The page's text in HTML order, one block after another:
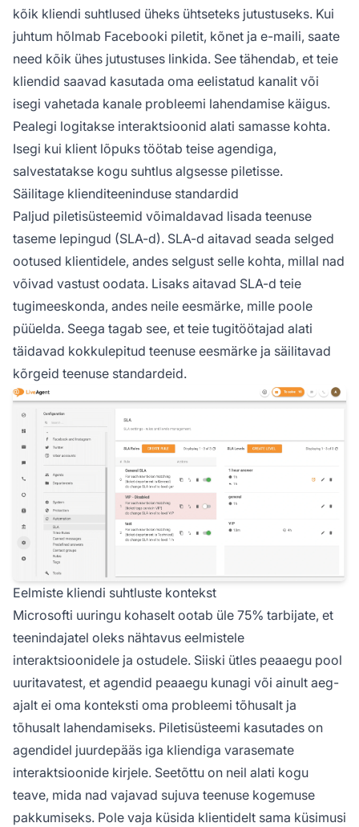
kõik kliendi suhtlused üheks ühtseteks jutustuseks. Kui
juhtum hõlmab Facebooki piletit, kõnet ja e-maili, saate
need kõik ühes jutustuses linkida. See tähendab, et teie
kliendid saavad kasutada oma eelistatud kanalit või
isegi vahetada kanale probleemi lahendamise käigus.
Pealegi logitakse interaktsioonid alati samasse kohta.
Isegi kui klient lõpuks töötab teise agendiga,
salvestatakse kogu suhtlus algsesse piletisse.
Säilitage klienditeeninduse standardid
Paljud piletisüsteemid võimaldavad lisada teenuse
taseme lepingud (SLA-d). SLA-d aitavad seada selged
ootused klientidele, andes selgust selle kohta, millal nad
võivad vastust oodata. Lisaks aitavad SLA-d teie
tugimeeskonda, andes neile eesmärke, mille poole
püüelda. Seega tagab see, et teie tugitöötajad alati
täidavad kokkulepitud teenuse eesmärke ja säilitavad
kõrgeid teenuse standardeid.
Eelmiste kliendi suhtluste kontekst
Microsofti uuringu kohaselt ootab üle 75% tarbijate, et
teenindajatel oleks nähtavus eelmistele
interaktsioonidele ja ostudele. Siiski ütles peaaegu pool
uuritavatest, et agendid peaaegu kunagi või ainult aeg-
ajalt ei oma konteksti oma probleemi tõhusalt ja
tõhusalt lahendamiseks. Piletisüsteemi kasutades on
agendidel juurdepääs iga kliendiga varasemate
interaktsioonide kirjele. Seetõttu on neil alati kogu
teave, mida nad vajavad sujuva teenuse kogemuse
pakkumiseks. Pole vaja küsida klientidelt sama küsimusi